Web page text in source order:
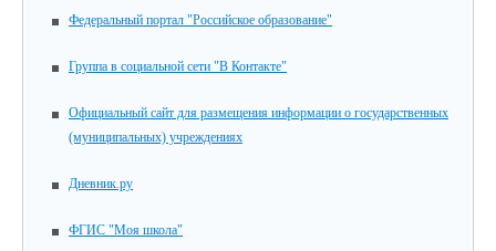
Федеральный портал "Российское образование"
Группа в социальной сети "В Контакте"
Официальный сайт для размещения информации о государственных
(муниципальных) учреждениях
Дневник.ру
ФГИС "Моя школа"